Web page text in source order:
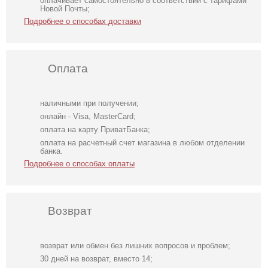
Новой Почты;
Подробнее о способах доставки
Оплата
наличными при получении;
онлайн - Visa, MasterCard;
оплата на карту ПриватБанка;
оплата на расчетный счет магазина в любом отделении
банка.
Подробнее о способах оплаты
Возврат
возврат или обмен без лишних вопросов и проблем;
30 дней на возврат, вместо 14;
Классические
шоколадные
Облегающее
вечернее платье